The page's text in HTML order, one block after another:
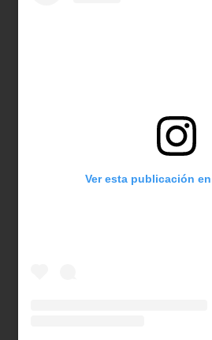
Ver esta publicación